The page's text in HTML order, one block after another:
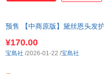
预售 【中商原版】黛丝恩头发
¥170.00
宝島社 /2026-01-22 /宝島社